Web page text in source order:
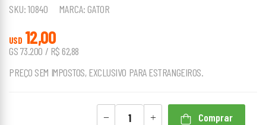
SKU:10840 MARCA:GATOR
USD 12,00
GS 73.200 / R$ 62,88
PREÇO SEM IMPOSTOS, EXCLUSIVO PARA ESTRANGEIROS.
Comprar